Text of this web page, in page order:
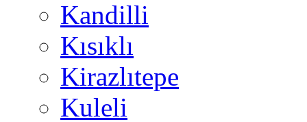
Kandilli
Kısıklı
Kirazlıtepe
Kuleli